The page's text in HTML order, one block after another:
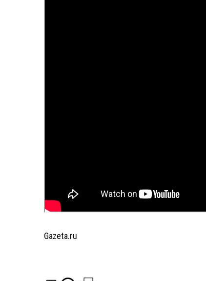
Gazeta.ru